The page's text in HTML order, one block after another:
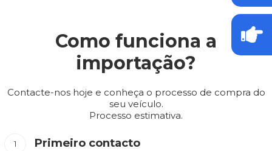
Como funciona a
importação?
Contacte-nos hoje e conheça o processo de compra do
seu veículo.
Processo estimativa.
Primeiro contacto